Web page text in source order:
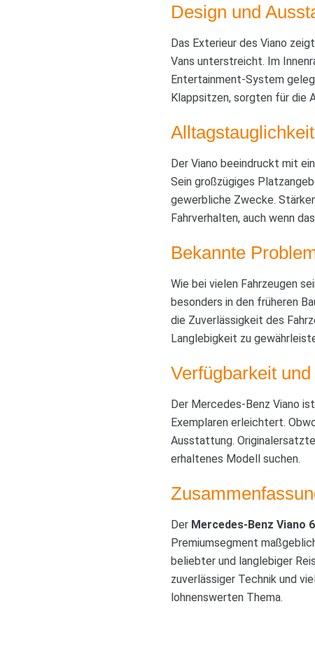
Design und
Das Exterieur des Viano
Vans unterstreicht. Im
Entertainment-System
Klappsitzen, sorgten für die
Der Viano beeindruckt mit
Sein großzügiges
gewerbliche Zwecke.
Fahrverhalten, auch wenn
Bekannte
Wie bei vielen Fahrzeugen
besonders in den früheren
die Zuverlässigkeit des
Langlebigkeit zu
Verfügbarkeit
Der Mercedes-Benz Viano
Exemplaren erleichtert.
Ausstattung.
erhaltenes Modell suchen.
Der Mercedes-Benz Viano
Premiumsegment
beliebter und langlebiger
zuverlässiger Technik und
lohnenswerten Thema.